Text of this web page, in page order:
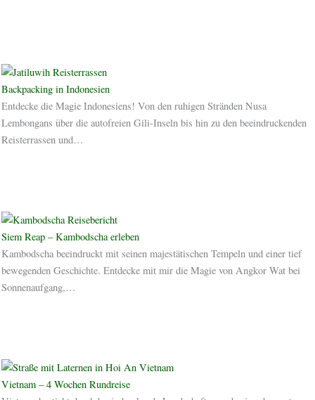
Backpacking in Indonesien
Entdecke die Magie Indonesiens! Von den ruhigen Stränden Nusa
Lembongans über die autofreien Gili-Inseln bis hin zu den beeindruckenden
Reisterrassen und…
Siem Reap – Kambodscha erleben
Kambodscha beeindruckt mit seinen majestätischen Tempeln und einer tief
bewegenden Geschichte. Entdecke mit mir die Magie von Angkor Wat bei
Sonnenaufgang,…
Vietnam – 4 Wochen Rundreise